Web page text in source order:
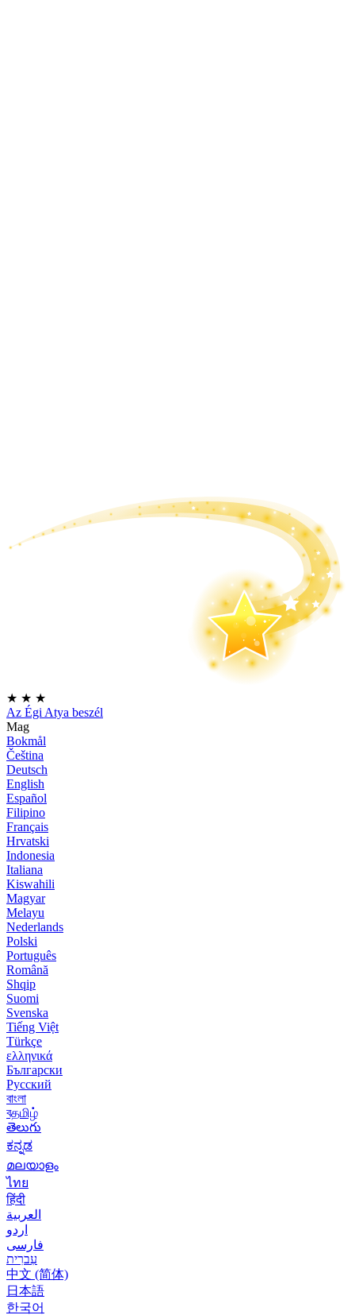
★ ★ ★
Az Égi Atya beszél
Mag
Bokmål
Čeština
Deutsch
English
Español
Filipino
Français
Hrvatski
Indonesia
Italiana
Kiswahili
Magyar
Melayu
Nederlands
Polski
Português
Română
Shqip
Suomi
Svenska
Tiếng Việt
Türkçe
ελληνικά
Български
Русский
বাংলা
বதமிழ்
తెలుగు
ಕನ್ನಡ
മലയാളം
ไทย
हिंदी
العربية
اردو
فارسی
עִברִית
中文 (简体)
日本語
한국어